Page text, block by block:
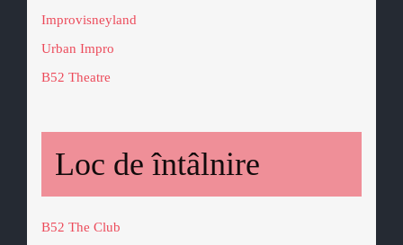
Improvisneyland
Urban Impro
B52 Theatre
Loc de întâlnire
B52 The Club